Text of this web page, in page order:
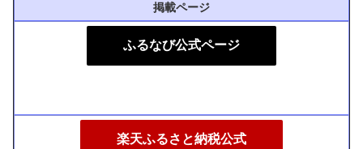
掲載ページ
ふるなび公式ページ
楽天ふるさと納税公式